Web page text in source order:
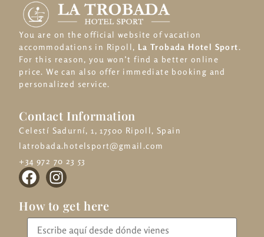
You are on the official website of vacation
accommodations in Ripoll, La Trobada Hotel Sport.
For this reason, you won’t find a better online
price. We can also offer immediate booking and
personalized service.
Contact Information
Celestí Sadurní, 1, 17500 Ripoll, Spain
latrobada.hotelsport@gmail.com
+34 972 70 23 53
How to get here